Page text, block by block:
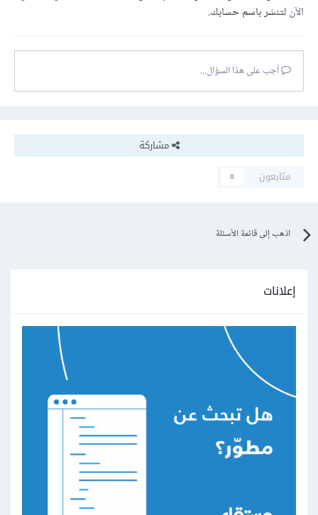
الآنلتنشر باسم حسابك.
أجب على هذا السؤال...
مشاركة
متابعون
0
اذهب إلى قائمة الأسئلة
إعلانات